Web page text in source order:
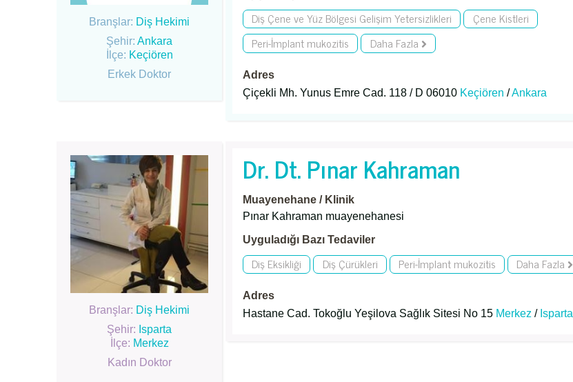
Branşlar: Diş Hekimi
Şehir: Ankara
İlçe: Keçiören
Erkek Doktor
Diş Çene ve Yüz Bölgesi Gelişim Yetersizlikleri
Çene Kistleri
Peri-İmplant mukozitis
Daha Fazla
Adres
Çiçekli Mh. Yunus Emre Cad. 118 / D 06010 Keçiören /Ankara
Branşlar: Diş Hekimi
Şehir: Isparta
İlçe: Merkez
Kadın Doktor
Dr. Dt. Pınar Kahraman
Muayenehane / Klinik
Pınar Kahraman muayenehanesi
Uyguladığı Bazı Tedaviler
Diş Eksikliği Diş Çürükleri Peri-İmplant mukozitis Daha Fazla
Adres
Hastane Cad. Tokoğlu Yeşilova Sağlık Sitesi No 15 Merkez / Isparta